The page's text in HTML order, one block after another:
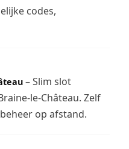
codes,
– Slim slot
le-Château. Zelf
op afstand.